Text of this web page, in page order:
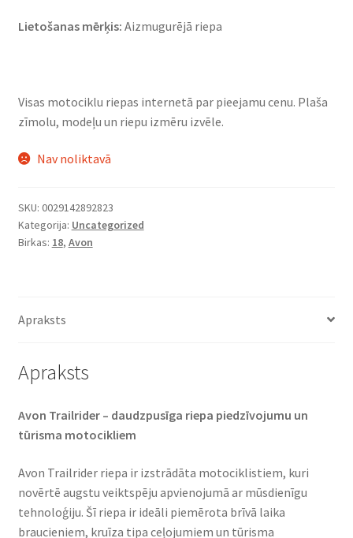
Lietošanas mērķis: Aizmugurējā riepa
Visas motociklu riepas internetā par pieejamu cenu. Plaša
zīmolu, modeļu un riepu izmēru izvēle.
Nav noliktavā
SKU: 0029142892823
Kategorija: Uncategorized
Birkas: 18, Avon
Apraksts
Apraksts
Avon Trailrider – daudzpusīga riepa piedzīvojumu un
tūrisma motocikliem​
Avon Trailrider riepa ir izstrādāta motociklistiem, kuri
novērtē augstu veiktspēju apvienojumā ar mūsdienīgu
tehnoloģiju. Šī riepa ir ideāli piemērota brīvā laika
braucieniem, kruīza tipa ceļojumiem un tūrisma